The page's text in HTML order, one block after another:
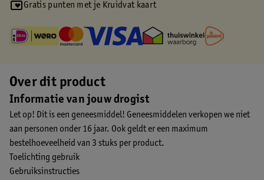
Gratis punten met je Kruidvat kaart
Over dit product
Informatie van jouw drogist
Let op! Dit is een geneesmiddel! Geneesmiddelen verkopen we niet
aan personen onder 16 jaar. Ook geldt er een maximum
bestelhoeveelheid van 3 stuks per product.
Toelichting gebruik
Gebruiksinstructies